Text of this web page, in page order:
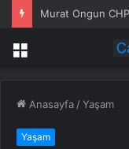
Murat Ongun
Menü
Anasayfa /Yaşam
Yaşam